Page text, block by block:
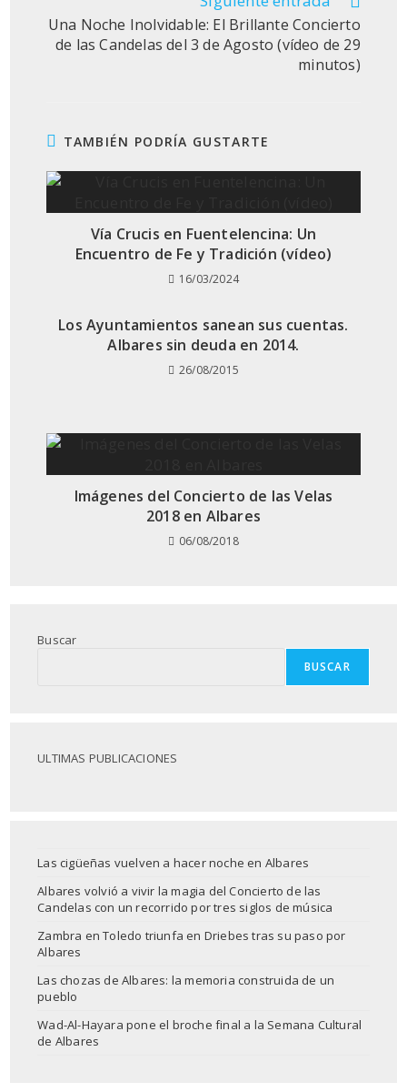
Una Noche Inolvidable: El Brillante Concierto
de las Candelas del 3 de Agosto (vídeo de 29
minutos)
TAMBIÉN PODRÍA GUSTARTE
Vía Crucis en Fuentelencina: Un
Encuentro de Fe y Tradición (vídeo)
16/03/2024
Los Ayuntamientos sanean sus cuentas.
Albares sin deuda en 2014.
26/08/2015
Imágenes del Concierto de las Velas
2018 en Albares
06/08/2018
Buscar
BUSCAR
ULTIMAS PUBLICACIONES
Las cigüeñas vuelven a hacer noche en Albares
Albares volvió a vivir la magia del Concierto de las
Candelas con un recorrido por tres siglos de música
Zambra en Toledo triunfa en Driebes tras su paso por
Albares
Las chozas de Albares: la memoria construida de un
pueblo
Wad-Al-Hayara pone el broche final a la Semana Cultural
de Albares